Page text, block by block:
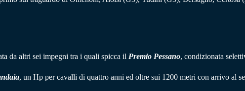
da altri sei impegni tra i quali spicca il Premio Pessano, condizionata
, un Hp per cavalli di quattro anni ed oltre sui 1200 metri con arrivo al